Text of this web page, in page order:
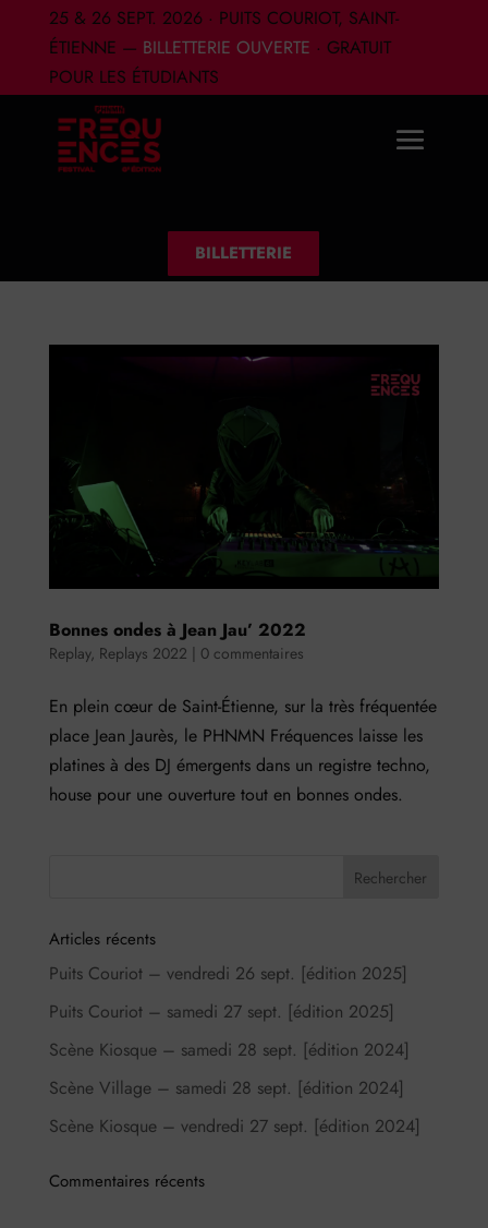
25 & 26 SEPT. 2026 · PUITS COURIOT, SAINT-
ÉTIENNE — BILLETTERIE OUVERTE · GRATUIT
POUR LES ÉTUDIANTS
BILLETTERIE
Bonnes ondes à Jean Jau’ 2022
Replay, Replays 2022 | 0 commentaires
En plein cœur de Saint-Étienne, sur la très fréquentée
place Jean Jaurès, le PHNMN Fréquences laisse les
platines à des DJ émergents dans un registre techno,
house pour une ouverture tout en bonnes ondes.
Articles récents
Puits Couriot – vendredi 26 sept. [édition 2025]
Puits Couriot – samedi 27 sept. [édition 2025]
Scène Kiosque – samedi 28 sept. [édition 2024]
Scène Village – samedi 28 sept. [édition 2024]
Scène Kiosque – vendredi 27 sept. [édition 2024]
Commentaires récents